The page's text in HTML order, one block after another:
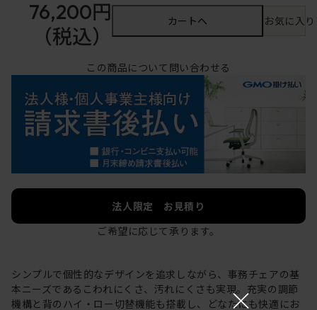
76,200円
（税込）
カートへ お気に入
この商品について問い合わせる
法人限定 お見積り
ご希望に応じて承ります。
シンプルで個性的なデザインを追求しながら、事務チェアの基
本ニーズであるこわれにくさ、汚れにくさも実現。充実の調節
機構と背のハイ・ロー切替機能も搭載し、どなたにも快適にお
×